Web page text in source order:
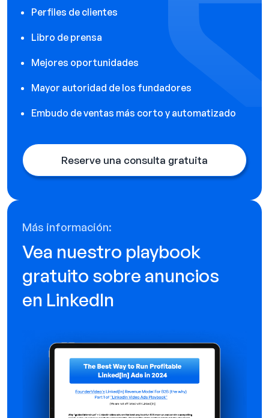
Perfiles de clientes
Libro de prensa
Mejores oportunidades
Mayor autoridad de los fundadores
Embudo de ventas más corto y automatizado
Reserve una consulta gratuita
Más información:
Vea nuestro playbook
gratuito sobre anuncios
en LinkedIn